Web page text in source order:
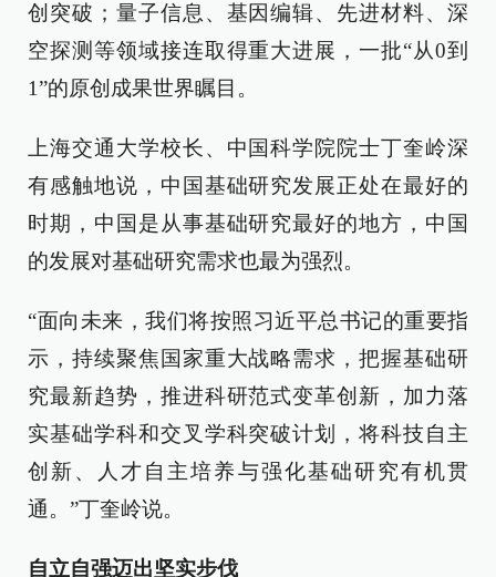
创突破；量子信息、基因编辑、先进材料、深
空探测等领域接连取得重大进展，一批“从0到
1”的原创成果世界瞩目。
上海交通大学校长、中国科学院院士丁奎岭深
有感触地说，中国基础研究发展正处在最好的
时期，中国是从事基础研究最好的地方，中国
的发展对基础研究需求也最为强烈。
“面向未来，我们将按照习近平总书记的重要指
示，持续聚焦国家重大战略需求，把握基础研
究最新趋势，推进科研范式变革创新，加力落
实基础学科和交叉学科突破计划，将科技自主
创新、人才自主培养与强化基础研究有机贯
通。”丁奎岭说。
自立自强迈出坚实步伐